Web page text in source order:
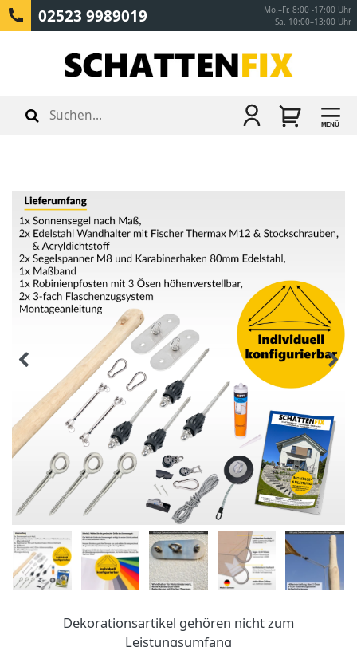
02523 9989019
Mo.–Fr. 8:00 -17:00 Uhr
Sa. 10:00–13:00 Uhr
MENÜ
Dekorationsartikel gehören nicht zum
Leistungsumfang